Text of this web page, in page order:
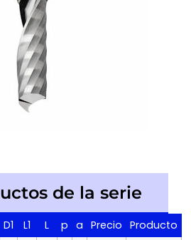
de la serie
D1 L1 L p a Precio Producto